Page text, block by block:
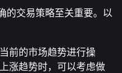
的交易策略至关重要。以
前的市场趋势进行操
涨趋势时，可以考虑做